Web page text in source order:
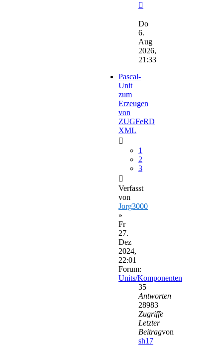
Beitrag
Do
6.
Aug
2026,
21:33
Pascal-
Unit
zum
Erzeugen
von
ZUGFeRD
XML
1
2
3
Verfasst
von
Jorg3000
»
Fr
27.
Dez
2024,
22:01
Forum:
Units/Komponenten
35
Antworten
28983
Zugriffe
Letzter
Beitragvon
sh17